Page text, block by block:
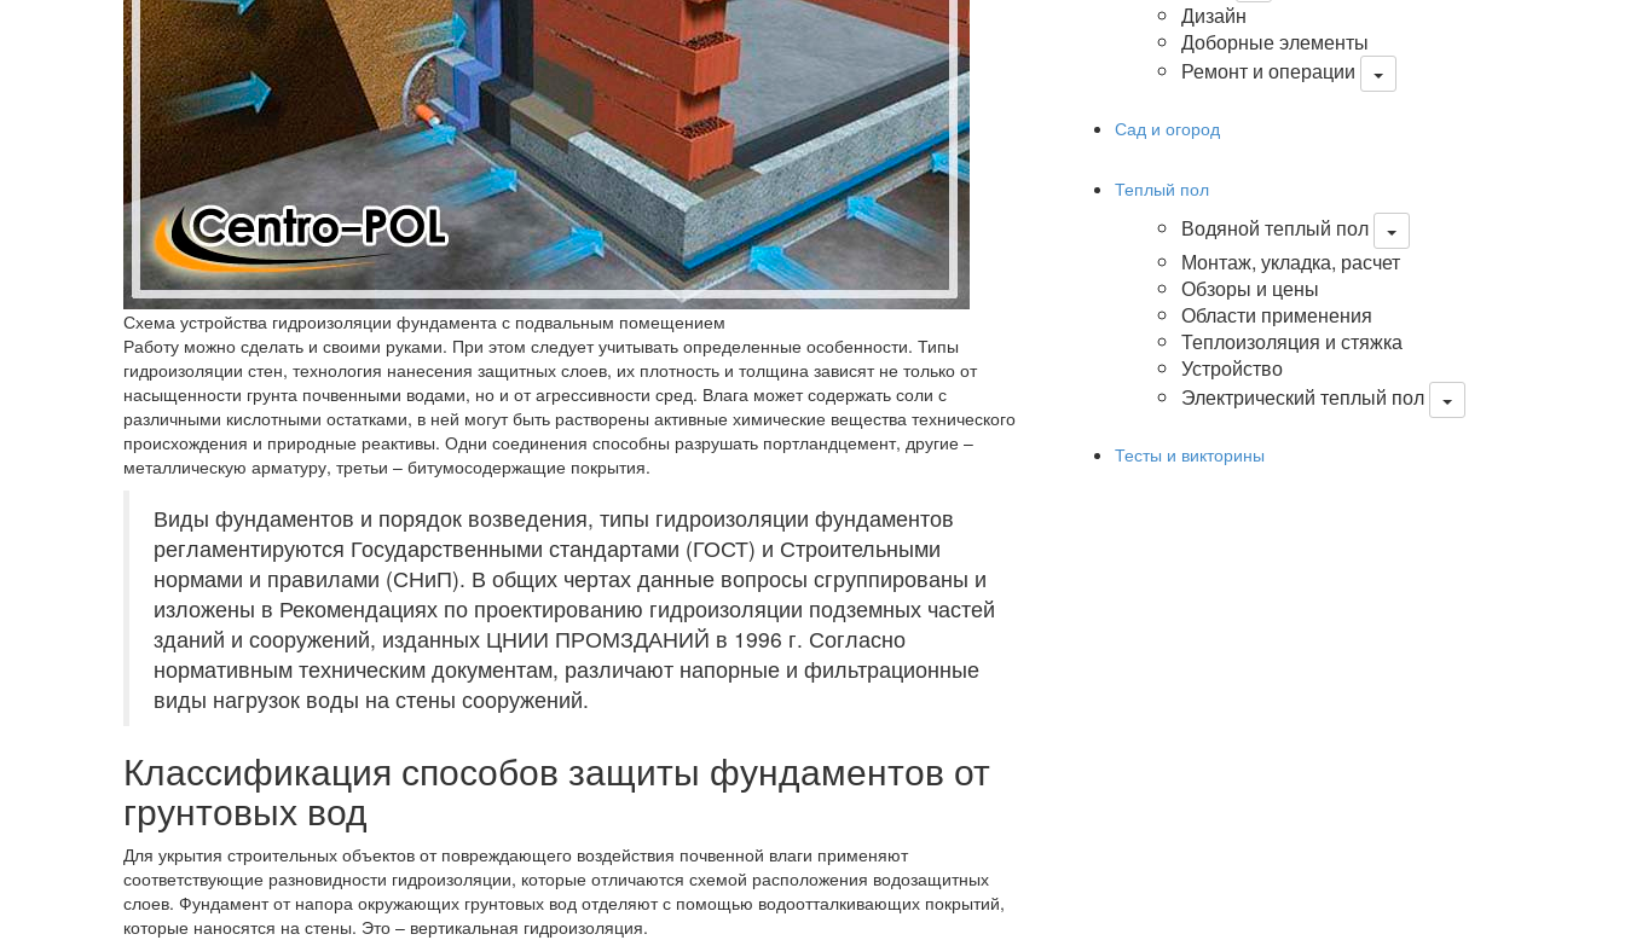
Схема устройства гидроизоляции фундамента с подвальным помещением
Работу можно сделать и своими руками. При этом следует учитывать определенные особенности. Типы
гидроизоляции стен, технология нанесения защитных слоев, их плотность и толщина зависят не только от
насыщенности грунта почвенными водами, но и от агрессивности сред. Влага может содержать соли с
различными кислотными остатками, в ней могут быть растворены активные химические вещества технического
происхождения и природные реактивы. Одни соединения способны разрушать портландцемент, другие –
металлическую арматуру, третьи – битумосодержащие покрытия.
Виды фундаментов и порядок возведения, типы гидроизоляции фундаментов
регламентируются Государственными стандартами (ГОСТ) и Строительными
нормами и правилами (СНиП). В общих чертах данные вопросы сгруппированы и
изложены в Рекомендациях по проектированию гидроизоляции подземных частей
зданий и сооружений, изданных ЦНИИ ПРОМЗДАНИЙ в 1996 г. Согласно
нормативным техническим документам, различают напорные и фильтрационные
виды нагрузок воды на стены сооружений.
Классификация способов защиты фундаментов от
грунтовых вод
Для укрытия строительных объектов от повреждающего воздействия почвенной влаги применяют
соответствующие разновидности гидроизоляции, которые отличаются схемой расположения водозащитных
слоев. Фундамент от напора окружающих грунтовых вод отделяют с помощью водоотталкивающих покрытий,
которые наносятся на стены. Это – вертикальная гидроизоляция.
Дизайн
Доборные элементы
Ремонт и операции
Сад и огород
Теплый пол
Водяной теплый пол
Монтаж, укладка, расчет
Обзоры и цены
Области применения
Теплоизоляция и стяжка
Устройство
Электрический теплый пол
Тесты и викторины